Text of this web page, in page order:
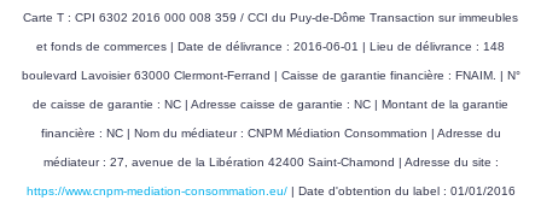
Carte T : CPI 6302 2016 000 008 359 / CCI du Puy-de-Dôme Transaction sur immeubles
et fonds de commerces | Date de délivrance : 2016-06-01 | Lieu de délivrance : 148
boulevard Lavoisier 63000 Clermont-Ferrand | Caisse de garantie financière : FNAIM. | N°
de caisse de garantie : NC | Adresse caisse de garantie : NC | Montant de la garantie
financière : NC | Nom du médiateur : CNPM Médiation Consommation | Adresse du
médiateur : 27, avenue de la Libération 42400 Saint-Chamond | Adresse du site :
https://www.cnpm-mediation-consommation.eu/| Date d'obtention du label : 01/01/2016